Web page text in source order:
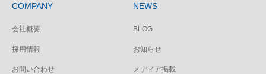
COMPANY
会社概要
採用情報
お問い合わせ
NEWS
BLOG
お知らせ
メディア掲載